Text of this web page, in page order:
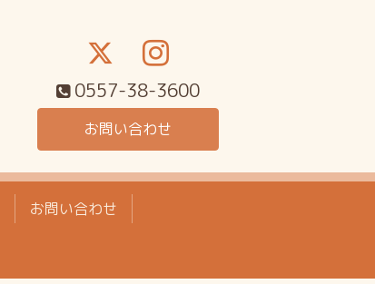
0557-38-3600
お問い合わせ
お問い合わせ